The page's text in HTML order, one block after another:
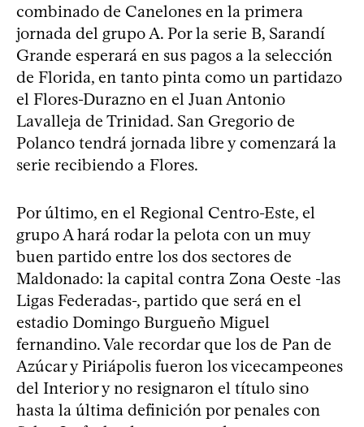
combinado de Canelones en la primera
jornada del grupo A. Por la serie B, Sarandí
Grande esperará en sus pagos a la selección
de Florida, en tanto pinta como un partidazo
el Flores-Durazno en el Juan Antonio
Lavalleja de Trinidad. San Gregorio de
Polanco tendrá jornada libre y comenzará la
serie recibiendo a Flores.
Por último, en el Regional Centro-Este, el
grupo A hará rodar la pelota con un muy
buen partido entre los dos sectores de
Maldonado: la capital contra Zona Oeste -las
Ligas Federadas-, partido que será en el
estadio Domingo Burgueño Miguel
fernandino. Vale recordar que los de Pan de
Azúcar y Piriápolis fueron los vicecampeones
del Interior y no resignaron el título sino
hasta la última definición por penales con